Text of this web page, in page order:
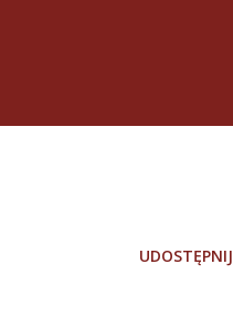
UDOSTĘPNIJ